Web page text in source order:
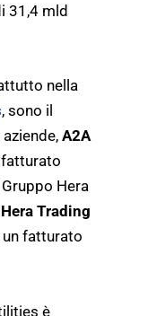
31,4 mld
nella
, sono il
aziende,A2A
fatturato
Hera
Hera Trading
un fatturato
è